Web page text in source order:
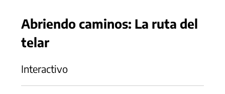
Abriendo caminos: La ruta del
telar
Interactivo